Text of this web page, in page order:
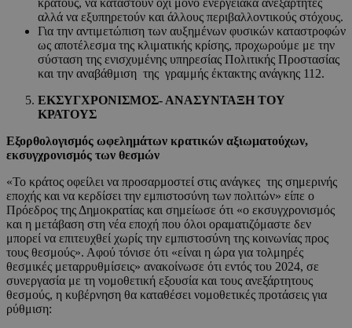
κράτους, να καταστούν όχι μόνο ενεργειακά ανεξάρτητες
αλλά να εξυπηρετούν και άλλους περιβαλλοντικούς στόχους.
Για την αντιμετώπιση των αυξημένων φυσικών καταστροφών
ως αποτέλεσμα της κλιματικής κρίσης, προχωρούμε με την
σύσταση της ενισχυμένης υπηρεσίας Πολιτικής Προστασίας
και την αναβάθμιση της γραμμής έκτακτης ανάγκης 112.
ΕΚΣΥΓΧΡΟΝΙΣΜΟΣ- ΑΝΑΣΥΝΤΑΞΗ ΤΟΥ
ΚΡΑΤΟΥΣ
Εξορθολογισμός ωφελημάτων κρατικών αξιωματούχων,
εκσυγχρονισμός των θεσμών
«Το κράτος οφείλει να προσαρμοστεί στις ανάγκες της σημερινής
εποχής και να κερδίσει την εμπιστοσύνη των πολιτών» είπε ο
Πρόεδρος της Δημοκρατίας και σημείωσε ότι «ο εκσυγχρονισμός
και η μετάβαση στη νέα εποχή που όλοι οραματιζόμαστε δεν
μπορεί να επιτευχθεί χωρίς την εμπιστοσύνη της κοινωνίας προς
τους θεσμούς». Αφού τόνισε ότι «είναι η ώρα για τολμηρές
θεσμικές μεταρρυθμίσεις» ανακοίνωσε ότι εντός του 2024, σε
συνεργασία με τη νομοθετική εξουσία και τους ανεξάρτητους
θεσμούς, η κυβέρνηση θα καταθέσει νομοθετικές προτάσεις για
ρύθμιση: